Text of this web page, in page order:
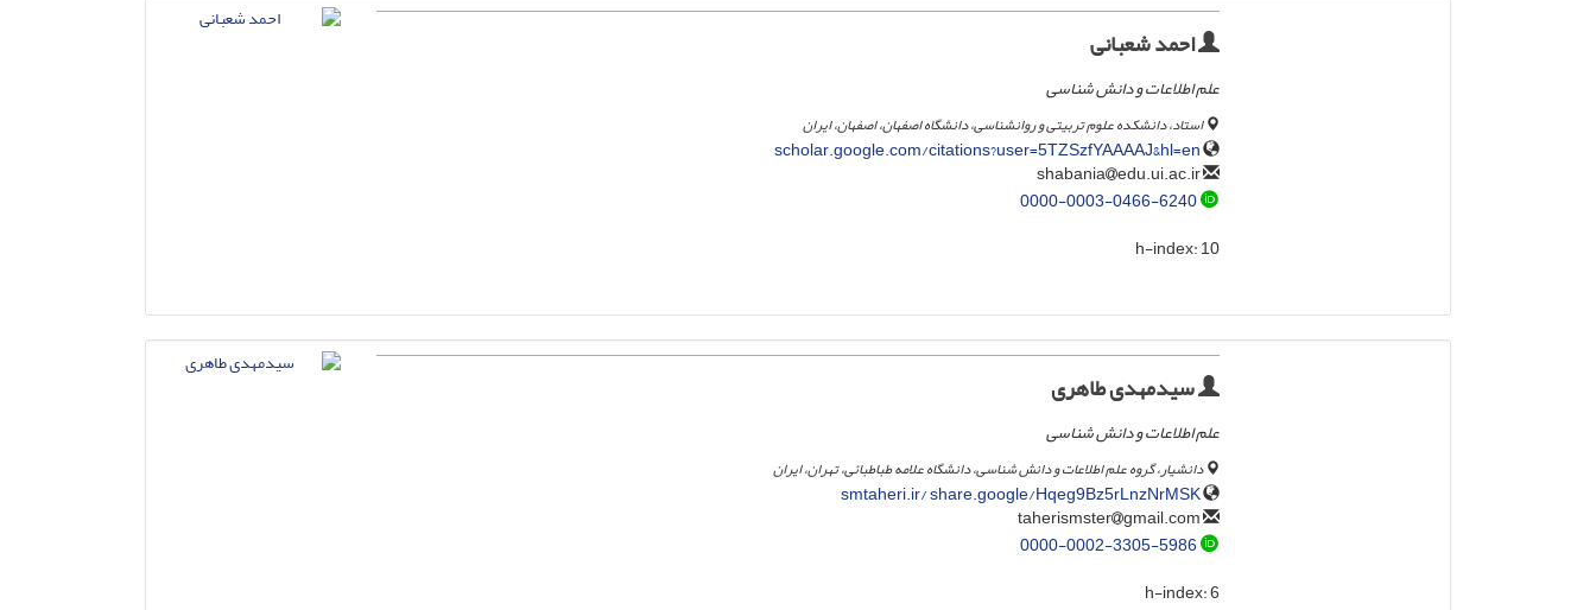
احمد شعبانی
علم اطلاعات و دانش شناسی
استاد، دانشکده علوم تربیتی و روانشناسی، دانشگاه اصفهان، اصفهان، ایران
scholar.google.com/citations?user=5TZSzfYAAAAJ&hl=en
edu.ui.ac.ir
0000-0003-0466-6240
h-index:10
سیدمهدی طاهری
علم اطلاعات و دانش شناسی
دانشیار، گروه علم اطلاعات و دانش شناسی، دانشگاه علامه طباطبائی، تهران، ایران
smtaheri.ir/ share.google/Hqeg9Bz5rLnzNrMSK
gmail.com
0000-0002-3305-5986
h-index:6